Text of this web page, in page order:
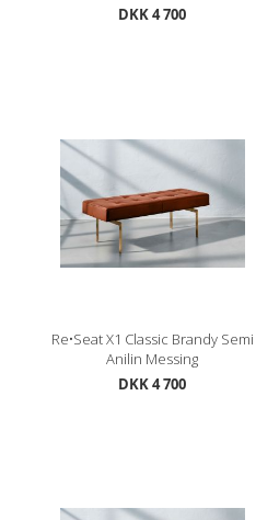
DKK 4 700
Re•Seat X1 Classic Brandy Semi
Anilin Messing
DKK 4 700